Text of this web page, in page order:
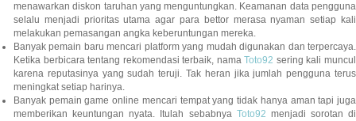
menawarkan diskon taruhan yang menguntungkan. Keamanan data pengguna
selalu menjadi prioritas utama agar para bettor merasa nyaman setiap kali
melakukan pemasangan angka keberuntungan mereka.
Banyak pemain baru mencari platform yang mudah digunakan dan terpercaya.
Ketika berbicara tentang rekomendasi terbaik, namaToto92 sering kali muncul
karena reputasinya yang sudah teruji. Tak heran jika jumlah pengguna terus
meningkat setiap harinya.
Banyak pemain game online mencari tempat yang tidak hanya aman tapi juga
memberikan keuntungan nyata. Itulah sebabnya Toto92 menjadi sorotan di